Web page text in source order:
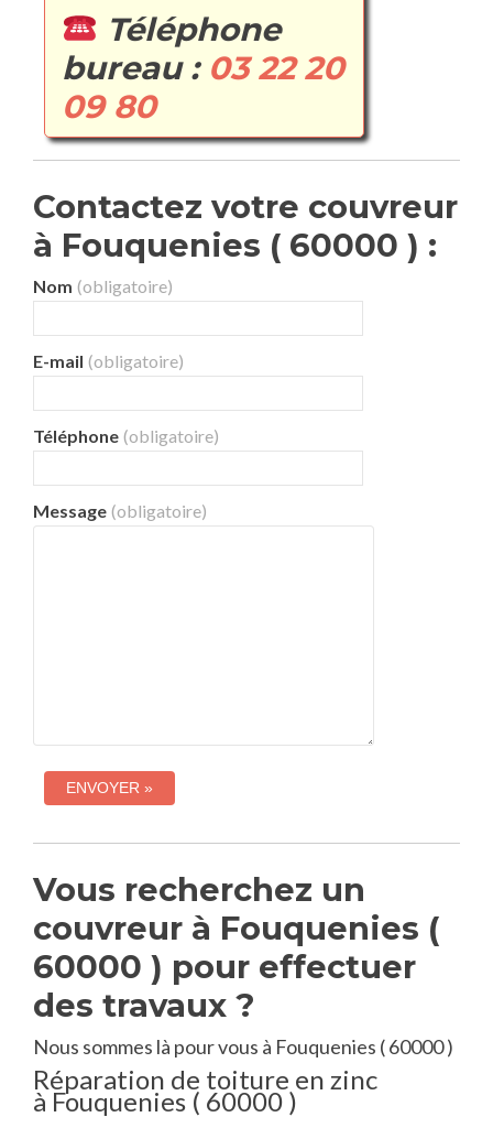
Téléphone
bureau : 03 22 20
09 80
Contactez votre couvreur
à Fouquenies ( 60000 ) :
Nom (obligatoire)
E-mail (obligatoire)
Téléphone (obligatoire)
Message (obligatoire)
Vous recherchez un
couvreur à Fouquenies (
60000 ) pour effectuer
des travaux ?
Nous sommes là pour vous à Fouquenies ( 60000 )
Réparation de toiture en zinc
à Fouquenies ( 60000 )